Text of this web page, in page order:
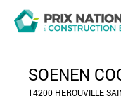
SOENEN
14200 HEROUVILLE